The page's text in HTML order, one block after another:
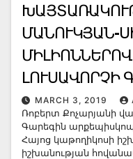
ՄԱՆՈՒԿՅԱՆ-
ԼՈՒՍԱՎՈՐՉԻ
MARCH 3, 2019
Ռոբերտ Քոչարյանի
Գարեգին
Հայոց կաթողիկոսի
իշխանության